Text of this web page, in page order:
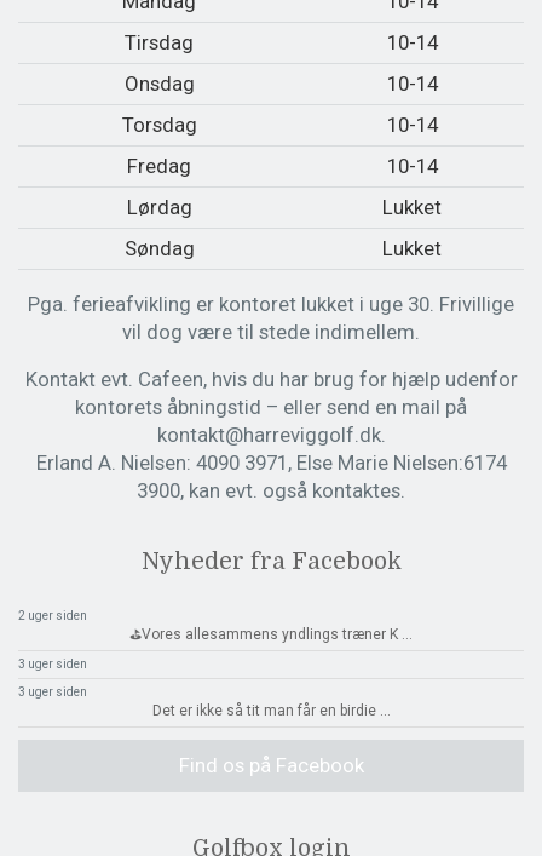
Tirsdag
10-14
Onsdag
10-14
Torsdag
10-14
Fredag
10-14
Lørdag
Lukket
Søndag
Lukket
Pga. ferieafvikling er kontoret lukket i uge 30. Frivillige
vil dog være til stede indimellem.
Kontakt evt. Cafeen, hvis du har brug for hjælp udenfor
kontorets åbningstid – eller send en mail på
kontakt@harreviggolf.dk.
Erland A. Nielsen: 4090 3971, Else Marie Nielsen:6174
3900, kan evt. også kontaktes.
Nyheder fra Facebook
2 uger siden
⛳️Vores allesammens yndlings træner K ...
3 uger siden
3 uger siden
Det er ikke så tit man får en birdie ...
Find os på Facebook
Golfbox login